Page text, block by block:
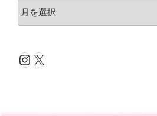
ー
ブ
Instagram
X